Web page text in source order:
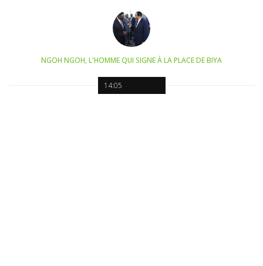
14:05
NGOH NGOH, L'HOMME QUI SIGNE À LA PLACE DE BIYA